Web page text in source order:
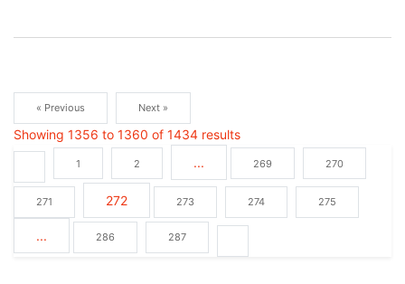
« Previous Next »
Showing 1356 to 1360 of 1434 results
1 2 ... 269 270
271 272 273 274 275
... 286 287